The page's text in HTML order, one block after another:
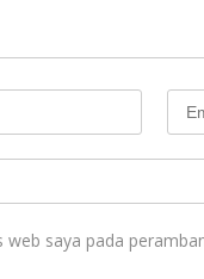
web saya pada